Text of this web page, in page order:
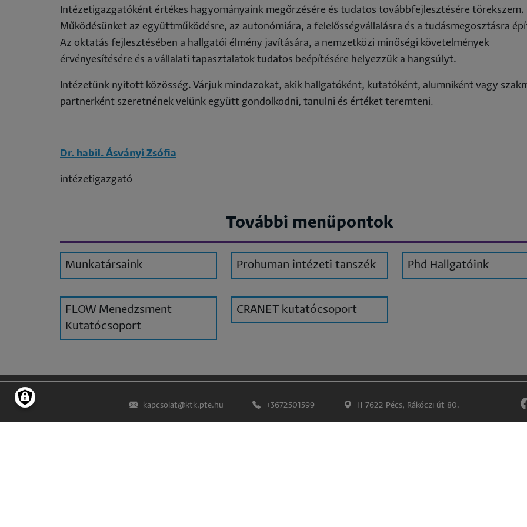
Intézetigazgatóként értékes hagyományaink megőrzésére és tudatos továbbfejlesztésére törekszem.
Működésünket az együttműködésre, az autonómiára, a felelősségvállalásra és a tudásmegosztásra
Az oktatás fejlesztésében a hallgatói élmény javítására, a nemzetközi minőségi követelmények
érvényesítésére és a vállalati tapasztalatok tudatos beépítésére helyezzük a hangsúlyt.
Intézetünk nyitott közösség. Várjuk mindazokat, akik hallgatóként, kutatóként, alumniként vagy
partnerként szeretnének velünk együtt gondolkodni, tanulni és értéket teremteni.
Dr. habil. Ásványi Zsófia
intézetigazgató
További menüpontok
Munkatársaink Prohuman intézeti tanszék Phd Hallgatóink
FLOW Menedzsment
Kutatócsoport
CRANET kutatócsoport
kapcsolat@ktk.pte.hu +3672501599 H-7622 Pécs, Rákóczi út 80.